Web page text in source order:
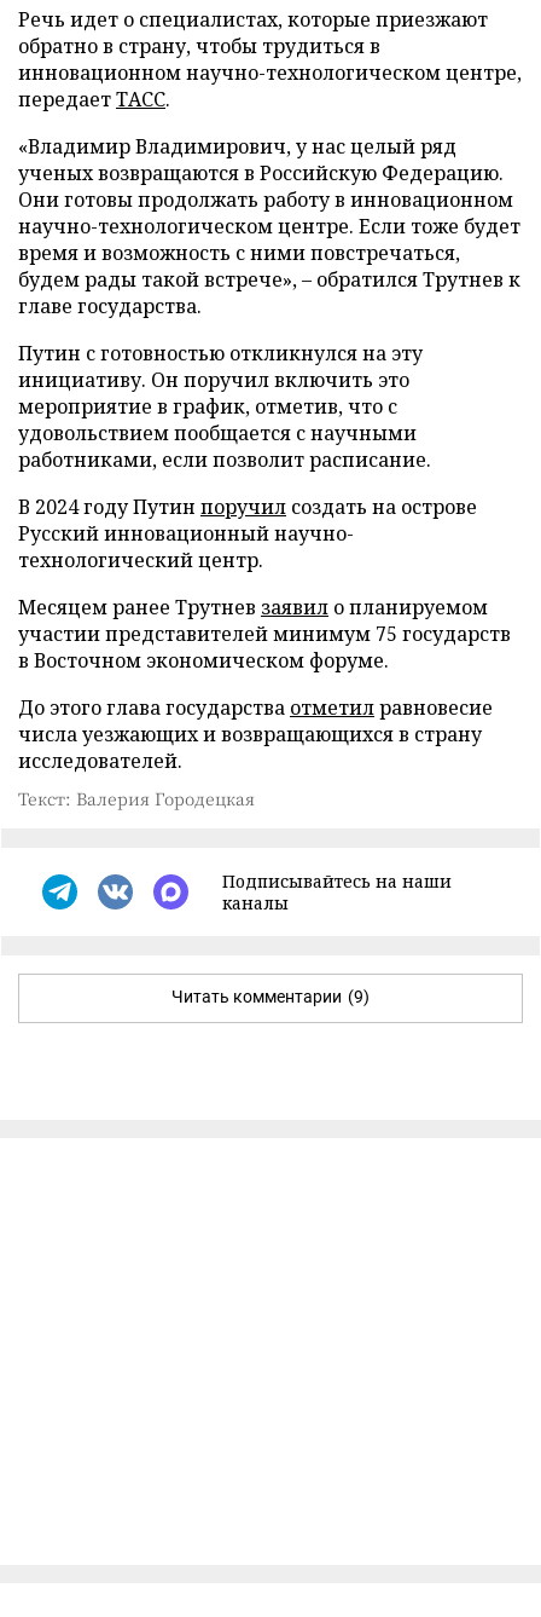
Речь идет о специалистах, которые приезжают
обратно в страну, чтобы трудиться в
инновационном научно-технологическом центре,
передаетТАСС.
«Владимир Владимирович, у нас целый ряд
ученых возвращаются в Российскую Федерацию.
Они готовы продолжать работу в инновационном
научно-технологическом центре. Если тоже будет
время и возможность с ними повстречаться,
будем рады такой встрече», – обратился Трутнев к
главе государства.
Путин с готовностью откликнулся на эту
инициативу. Он поручил включить это
мероприятие в график, отметив, что с
удовольствием пообщается с научными
работниками, если позволит расписание.
В 2024 году Путин поручил создать на острове
Русский инновационный научно-
технологический центр.
Месяцем ранее Трутнев заявил о планируемом
участии представителей минимум 75 государств
в Восточном экономическом форуме.
До этого глава государства отметилравновесие
числа уезжающих и возвращающихся в страну
исследователей.
Текст: Валерия Городецкая
Подписывайтесь на наши
каналы
Читать комментарии (9)